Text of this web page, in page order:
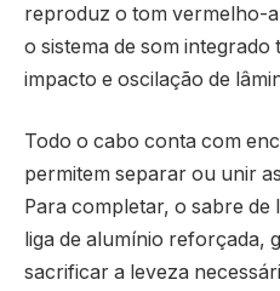
reproduz o tom vermelho-
o sistema de som integrado
impacto e oscilação de
Todo o cabo conta com
permitem separar ou unir
Para completar, o sabre
liga de alumínio reforçada,
sacrificar a leveza